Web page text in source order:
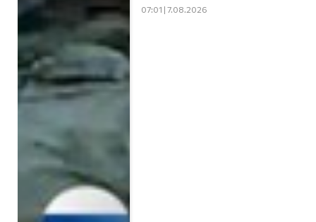
07:01 | 7.08.2026